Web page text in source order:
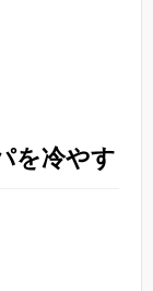
を冷やす